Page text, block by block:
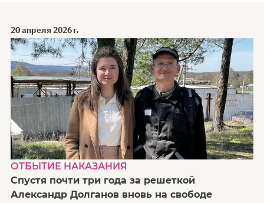
20 апреля 2026 г.
ОТБЫТИЕ НАКАЗАНИЯ
Спустя почти три года за решеткой
Александр Долганов вновь на свободе